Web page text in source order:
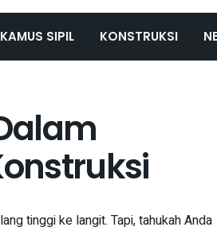
KAMUS SIPIL KONSTRUKSI
tinggi ke langit. Tapi, tahukah Anda